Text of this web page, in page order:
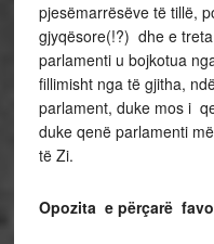
pjesëmarrësëve të tillë,
gjyqësore(!?) dhe e
parlamenti u bojkotua
fillimisht nga të gjitha,
parlament, duke mos i
duke qenë parlamenti
të Zi.
Opozita e përçarë